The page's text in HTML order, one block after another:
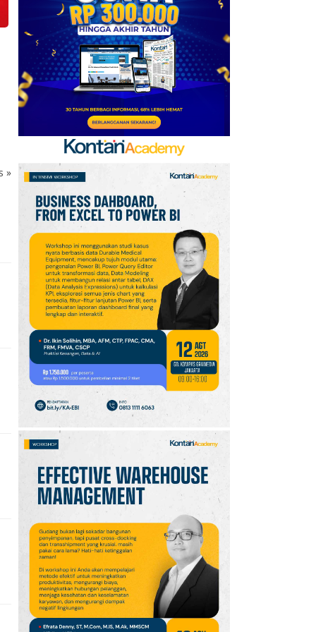
»
Baru, Ini Daftar 54
Saham HSC BEI per 6
Agustus 2026
7
UEFA hingga Luis Figo,
Ini Daftar Pihak yang
Menentang Gianni
Infantino
8
Krisis Migrasi Ancam
Status Maroko sebagai
Tuan Rumah Piala Dunia
2030
Promo Super Hemat
Indomaret 6–19 Agustus
2026, Diskon Kebutuhan
Rumah hingga 40%
10 Jadwal Persija vs Arema
FC Perebutan Juara 3
Piala Presiden 2026,
Kick-off Sore Ini